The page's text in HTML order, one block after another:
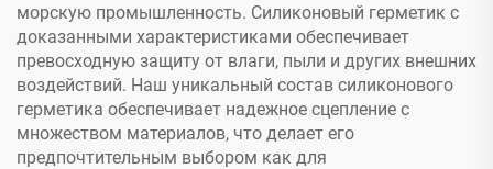
морскую промышленность. Силиконовый герметик с
доказанными характеристиками обеспечивает
превосходную защиту от влаги, пыли и других внешних
воздействий. Наш уникальный состав силиконового
герметика обеспечивает надежное сцепление с
множеством материалов, что делает его
предпочтительным выбором как для